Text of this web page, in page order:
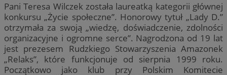
Pani Teresa Wilczek została laureatką kategorii głównej
konkursu „Życie społeczne”. Honorowy tytuł „Lady D.”
otrzymała za swoją „wiedzę, doświadczenie, zdolności
organizacyjne i ogromne serce”. Nagrodzona od 19 lat
jest prezesem Rudzkiego Stowarzyszenia Amazonek
„Relaks”, które funkcjonuje od sierpnia 1999 roku.
Początkowo jako klub przy Polskim Komitecie